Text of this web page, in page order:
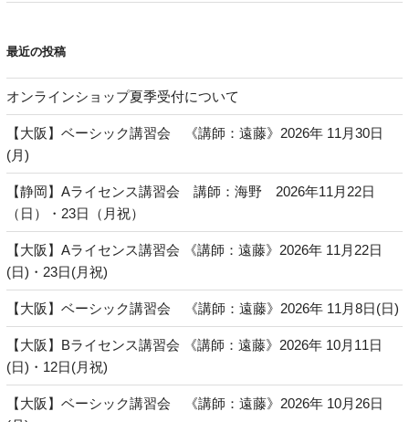
最近の投稿
オンラインショップ夏季受付について
【大阪】ベーシック講習会 《講師：遠藤》2026年 11月30日
(月)
【静岡】Aライセンス講習会 講師：海野 2026年11月22日
（日）・23日（月祝）
【大阪】Aライセンス講習会 《講師：遠藤》2026年 11月22日
(日)・23日(月祝)
【大阪】ベーシック講習会 《講師：遠藤》2026年 11月8日(日)
【大阪】Bライセンス講習会 《講師：遠藤》2026年 10月11日
(日)・12日(月祝)
【大阪】ベーシック講習会 《講師：遠藤》2026年 10月26日